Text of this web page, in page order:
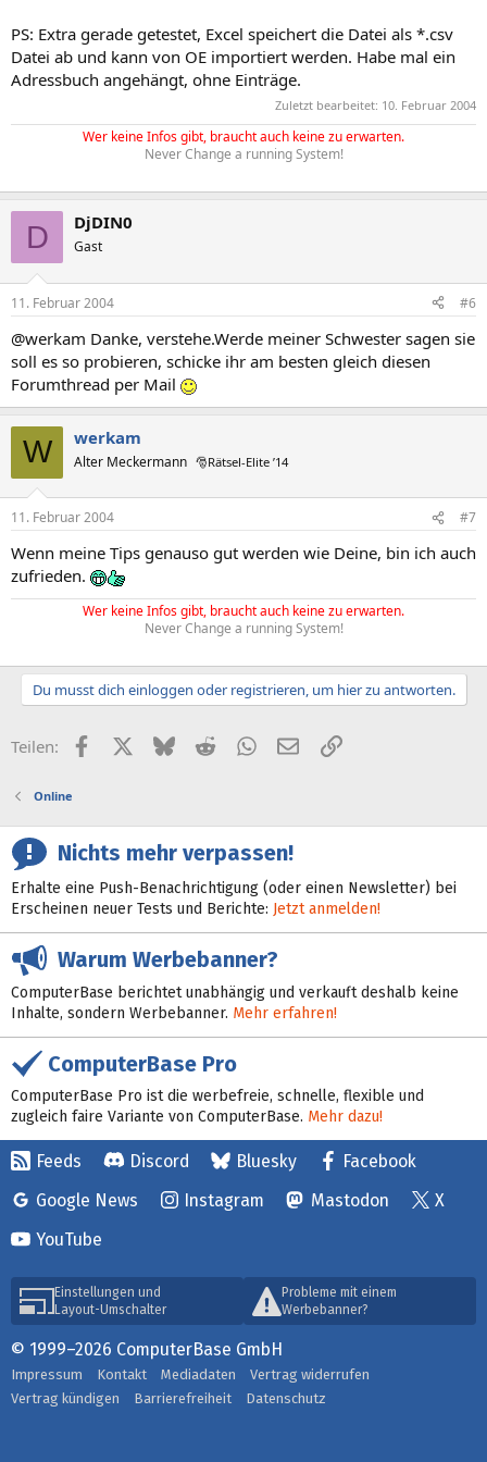
PS: Extra gerade getestet, Excel speichert die Datei als *.csv
Datei ab und kann von OE importiert werden. Habe mal ein
Adressbuch angehängt, ohne Einträge.
Zuletzt bearbeitet: 10. Februar 2004
Wer keine Infos gibt, braucht auch keine zu erwarten.
Never Change a running System!
D DjDIN0
Gast
11. Februar 2004 #6
@werkam Danke, verstehe.Werde meiner Schwester sagen sie
soll es so probieren, schicke ihr am besten gleich diesen
Forumthread per Mail
W werkam
Alter Meckermann 🎅Rätsel-Elite ’14
11. Februar 2004 #7
Wenn meine Tips genauso gut werden wie Deine, bin ich auch
zufrieden.
Wer keine Infos gibt, braucht auch keine zu erwarten.
Never Change a running System!
Du musst dich einloggen oder registrieren, um hier zu antworten.
Teilen: FacebookX (Twitter)
BlueskyRedditWhatsApp
E-MailLink
Online
Nichts mehr verpassen!
Erhalte eine Push-Benachrichtigung (oder einen Newsletter) bei
Erscheinen neuer Tests und Berichte: Jetzt anmelden!
Warum Werbebanner?
ComputerBase berichtet unabhängig und verkauft deshalb keine
Inhalte, sondern Werbebanner. Mehr erfahren!
ComputerBase Pro
ComputerBase Pro ist die werbefreie, schnelle, flexible und
zugleich faire Variante von ComputerBase. Mehr dazu!
Feeds Discord Bluesky
Facebook
Google News
Instagram Mastodon
X
YouTube
Einstellungen und
Layout-Umschalter
Probleme mit einem
Werbebanner?
© 1999–2026 ComputerBase GmbH
Impressum Kontakt Mediadaten
Vertrag widerrufen
Vertrag kündigen
Barrierefreiheit Datenschutz